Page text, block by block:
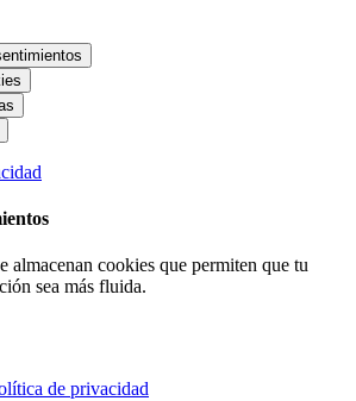
almacenan cookies que permiten que tu
sea más fluida.
de privacidad